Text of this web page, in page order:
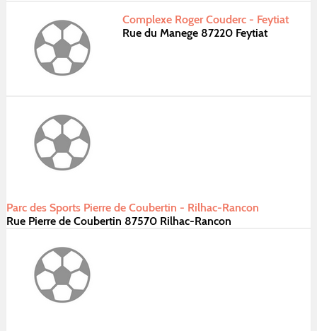
Complexe Roger Couderc - Feytiat
Rue du Manege 87220 Feytiat
Parc des Sports Pierre de Coubertin - Rilhac-Rancon
Rue Pierre de Coubertin 87570 Rilhac-Rancon